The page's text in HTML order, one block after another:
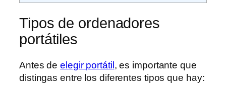
Tipos de ordenadores
portátiles
Antes deelegir portátil , es importante que
distingas entre los diferentes tipos que hay: